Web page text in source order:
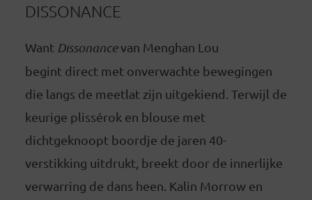
DISSONANCE
Want Dissonancevan Menghan Lou
begint direct met onverwachte bewegingen
die langs de meetlat zijn uitgekiend. Terwijl de
keurige plissérok en blouse met
dichtgeknoopt boordje de jaren 40-
verstikking uitdrukt, breekt door de innerlijke
verwarring de dans heen. Kalin Morrow en